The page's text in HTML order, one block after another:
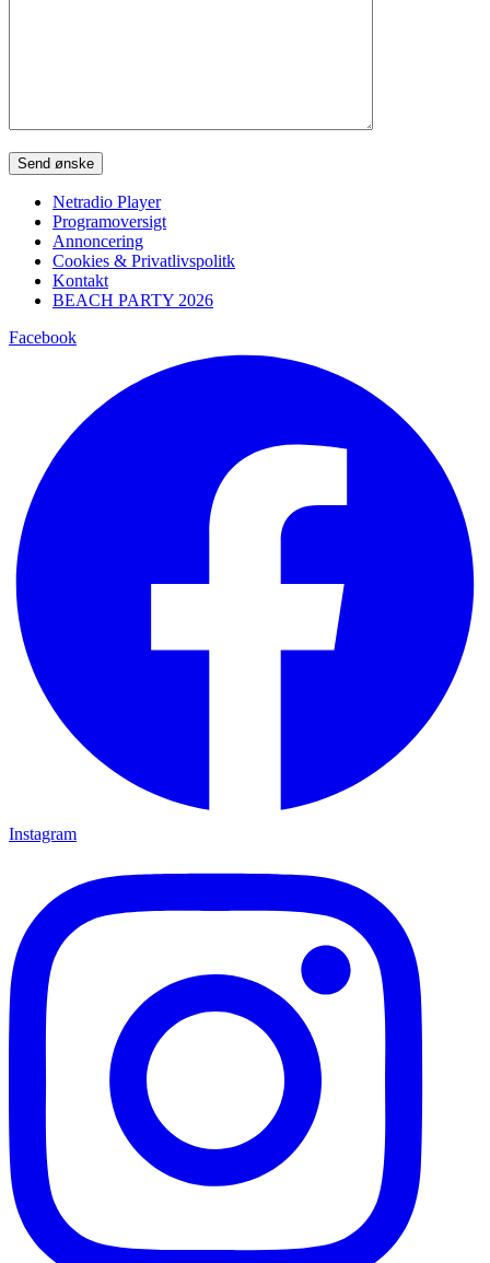
Please leave this field empty.
Netradio Player
Programoversigt
Annoncering
Cookies & Privatlivspolitk
Kontakt
BEACH PARTY 2026
Facebook
Instagram